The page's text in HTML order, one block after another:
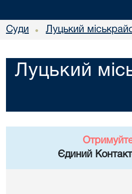
Суди • Луцький
Луцький
Єдиний